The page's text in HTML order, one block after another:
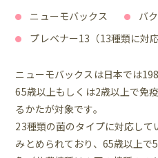
ニューモバックス
バ
プレベナー13（13種類に対応
ニューモバックスは日本では
65歳以上もしくは2歳以上で免
るかたが対象です。
23種類の菌のタイプに対応し
みとめられており、65歳以上